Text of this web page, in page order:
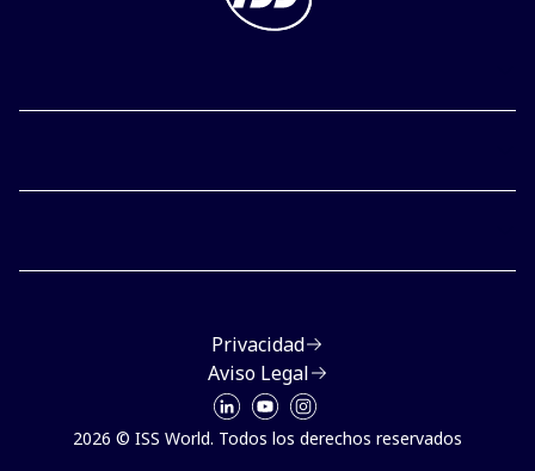
2026 © ISS World. Todos los derechos reservados
Privacidad
Aviso Legal